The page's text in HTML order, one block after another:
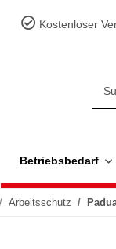
Kostenloser
Betriebsbedarf
Arbeitsschutz